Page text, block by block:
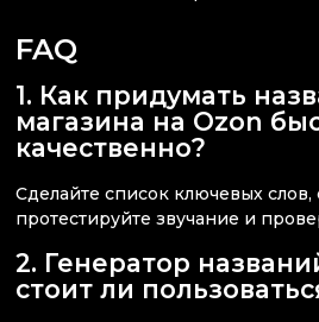
FAQ
1. Как придумать
магазина на Ozon
качественно?
Сделайте список ключевых слов,
протестируйте звучание и
2. Генератор
стоит ли